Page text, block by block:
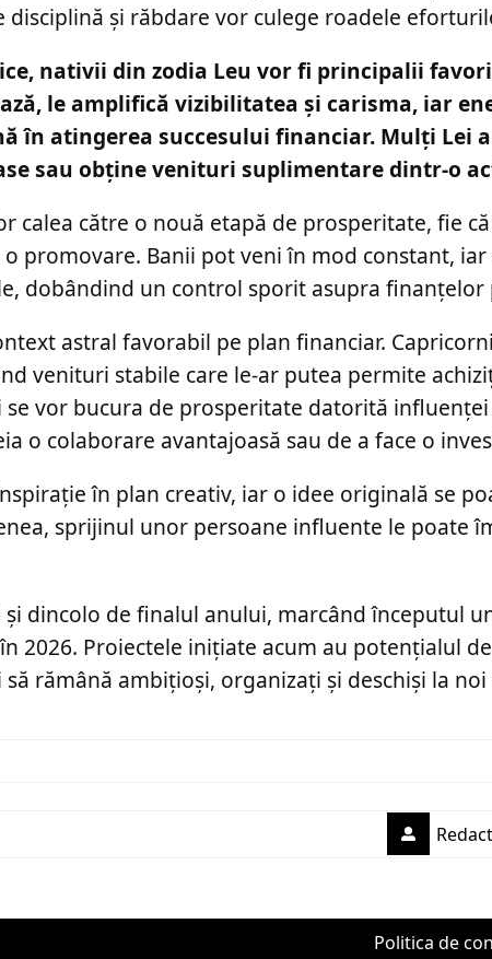
disciplină și răbdare vor culege roadele
nativii din zodia Leu vor fi principalii
le amplifică vizibilitatea și carisma, iar
în atingerea succesului financiar. Mulți Lei
sau obține venituri suplimentare dintr-o
calea către o nouă etapă de prosperitate, fie
promovare. Banii pot veni în mod constant,
dobândind un control sporit asupra finanțelor
astral favorabil pe plan financiar.
venituri stabile care le-ar putea permite
vor bucura de prosperitate datorită influenței
o colaborare avantajoasă sau de a face o
în plan creativ, iar o idee originală se
sprijinul unor persoane influente le poate
dincolo de finalul anului, marcând începutul
2026. Proiectele inițiate acum au potențialul
rămână ambițioși, organizați și deschiși la
Politica de